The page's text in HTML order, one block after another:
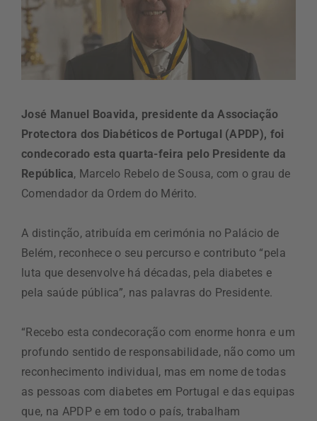
José Manuel Boavida, presidente da Associação
Protectora dos Diabéticos de Portugal (APDP), foi
condecorado esta quarta-feira pelo Presidente da
República, Marcelo Rebelo de Sousa, com o grau de
Comendador da Ordem do Mérito.
A distinção, atribuída em cerimónia no Palácio de
Belém, reconhece o seu percurso e contributo “pela
luta que desenvolve há décadas, pela diabetes e
pela saúde pública”, nas palavras do Presidente.
“Recebo esta condecoração com enorme honra e um
profundo sentido de responsabilidade, não como um
reconhecimento individual, mas em nome de todas
as pessoas com diabetes em Portugal e das equipas
que, na APDP e em todo o país, trabalham